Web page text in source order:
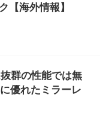
【海外情報】
群の性能では無
優れたミラーレ